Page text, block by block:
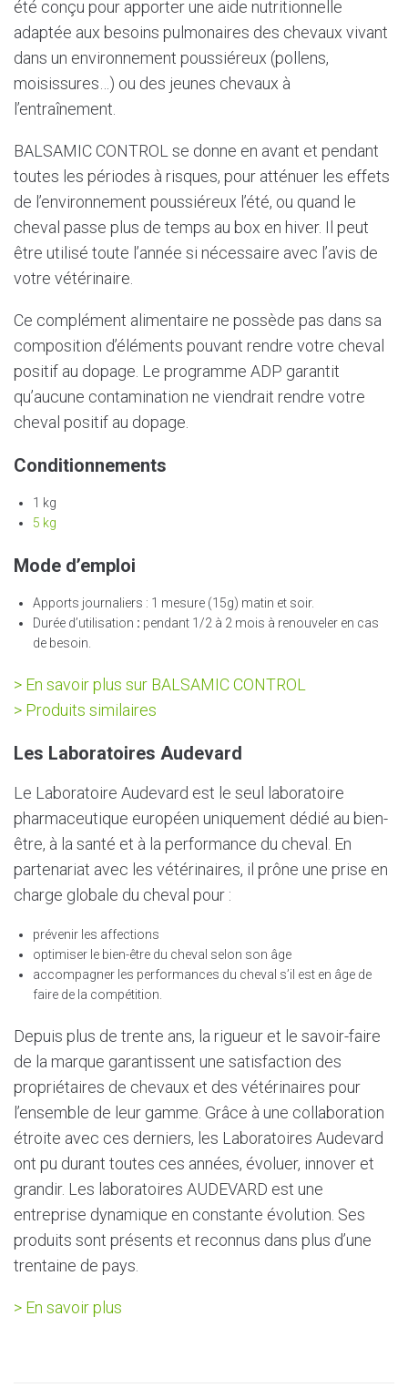
été conçu pour apporter une aide nutritionnelle
adaptée aux besoins pulmonaires des chevaux vivant
dans un environnement poussiéreux (pollens,
moisissures…) ou des jeunes chevaux à
l’entraînement.
BALSAMIC CONTROL se donne en avant et pendant
toutes les périodes à risques, pour atténuer les effets
de l’environnement poussiéreux l’été, ou quand le
cheval passe plus de temps au box en hiver. Il peut
être utilisé toute l’année si nécessaire avec l’avis de
votre vétérinaire.
Ce complément alimentaire ne possède pas dans sa
composition d’éléments pouvant rendre votre cheval
positif au dopage. Le programme ADP garantit
qu’aucune contamination ne viendrait rendre votre
cheval positif au dopage.
Conditionnements
1 kg
5 kg
Mode d’emploi
Apports journaliers : 1 mesure (15g) matin et soir.
Durée d’utilisation : pendant 1/2 à 2 mois à renouveler en cas
de besoin.
> En savoir plus sur BALSAMIC CONTROL
> Produits similaires
Les Laboratoires Audevard
Le Laboratoire Audevard est le seul laboratoire
pharmaceutique européen uniquement dédié au bien-
être, à la santé et à la performance du cheval. En
partenariat avec les vétérinaires, il prône une prise en
charge globale du cheval pour :
prévenir les affections
optimiser le bien-être du cheval selon son âge
accompagner les performances du cheval s’il est en âge de
faire de la compétition.
Depuis plus de trente ans, la rigueur et le savoir-faire
de la marque garantissent une satisfaction des
propriétaires de chevaux et des vétérinaires pour
l’ensemble de leur gamme. Grâce à une collaboration
étroite avec ces derniers, les Laboratoires Audevard
ont pu durant toutes ces années, évoluer, innover et
grandir. Les laboratoires AUDEVARD est une
entreprise dynamique en constante évolution. Ses
produits sont présents et reconnus dans plus d’une
trentaine de pays.
> En savoir plus